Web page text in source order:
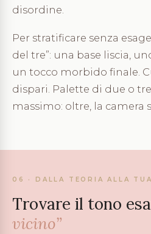
disordine.
Per stratificare senza
del tre”: una base liscia,
un tocco morbido finale.
dispari. Palette di due o
massimo: oltre, la camera
06 · DALLA TEORIA ALLA
Trovare il tono
vicino”